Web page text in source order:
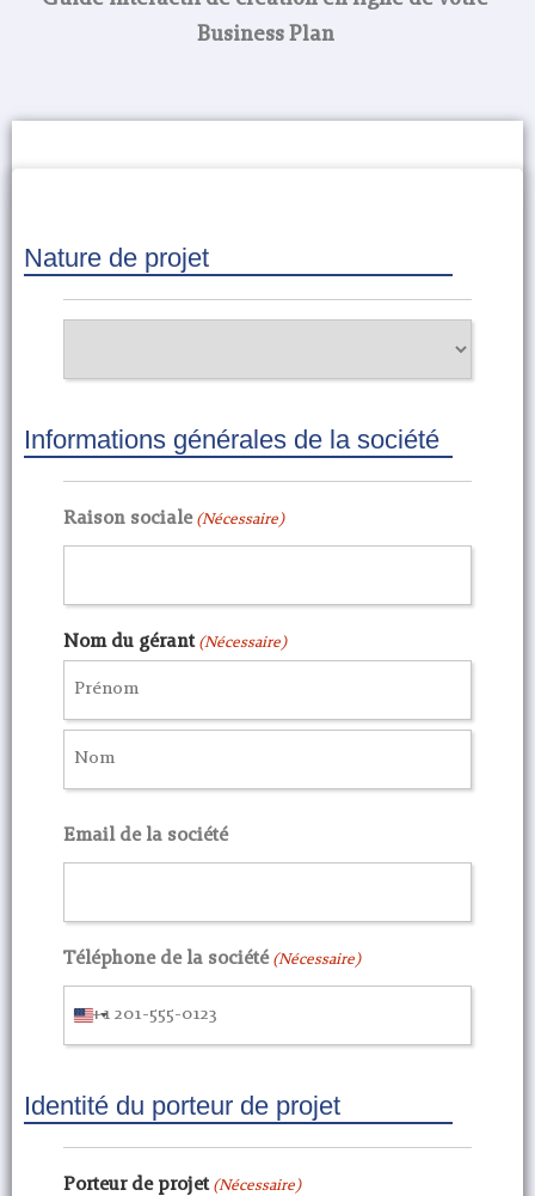
Business Plan
Nature de projet
(Nécessaire)
Informations générales de la société
Raison sociale (Nécessaire)
Nom du gérant (Nécessaire)
Email de la société
Téléphone de la société (Nécessaire)
United
+1
Identité du porteur de projet
Porteur de projet (Nécessaire)